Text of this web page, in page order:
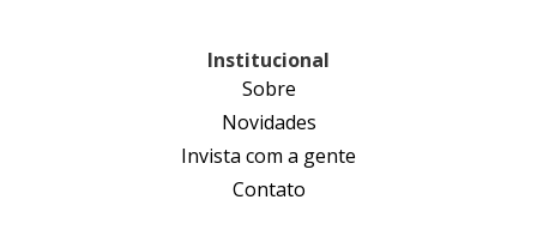
Institucional
Sobre
Novidades
Invista com a gente
Contato